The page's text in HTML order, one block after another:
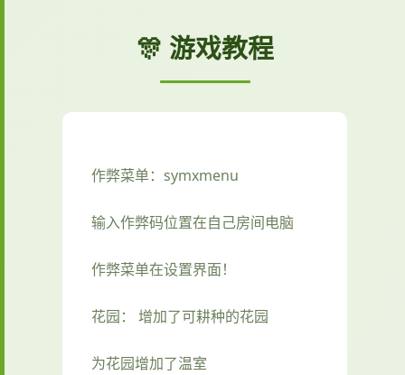
🎊 游戏教程
作弊菜单：symxmenu
输入作弊码位置在自己房间电脑
作弊菜单在设置界面！
花园： 增加了可耕种的花园
为花园增加了温室